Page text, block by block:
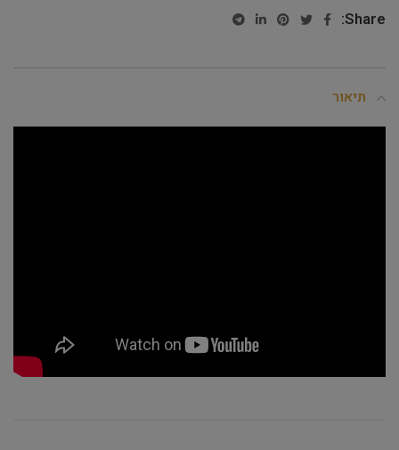
Share:
תיאור